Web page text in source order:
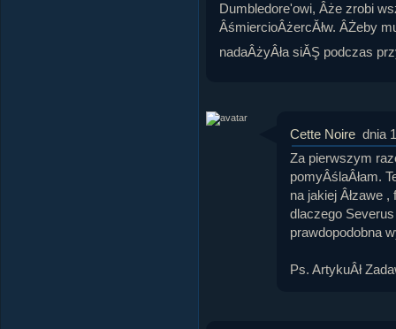
Dumbledore'owi, Âże zrobi
ÂśmiercioÂżercĂłw. ÂŻeby
nadaÂżyÂła siĂŞ podczas
Cette Noire dnia
Za pierwszym
pomyÂślaÂłam.
na jakiej Âłzawe
dlaczego Severus
prawdopodobna
Ps. ArtykuÂł